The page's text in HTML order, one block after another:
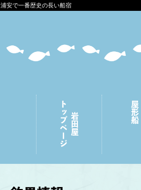
浦安で一番歴史の長い船宿
岩田屋
トップページ 屋形船